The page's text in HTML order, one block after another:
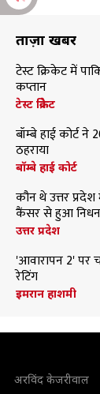
ताज़ा खबरें
टेस्ट क्रिकेट में
कप्तान
टेस्ट क्रिकेट
बॉम्बे हाई कोर्ट
ठहराया
बॉम्बे हाई कोर्ट
कौन थे उत्तर
कैंसर से हुआ
उत्तर प्रदेश
'आवारापन 2' पर
रेटिंग
इमरान हाशमी
अरविंद केजरीवाल